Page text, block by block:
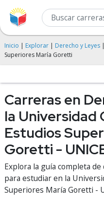
Inicio | Explorar | Derecho y Leyes
Superiores María Goretti
Carreras en
la Universidad
Estudios
Goretti -
Explora la guía completa
para estudiar en la
Superiores María Goretti -